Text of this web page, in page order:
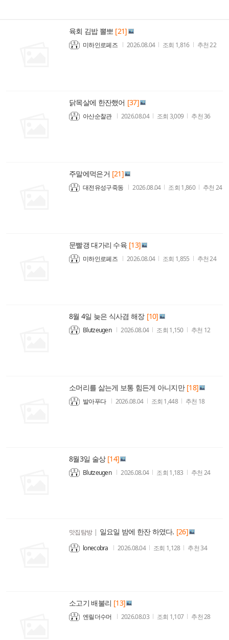
육회 김밥 뽈뽀 [21]
미하인로페즈 2026.08.04 조회 1,816 추천22
닭목살에 한잔했어 [37]
아산순찰관 2026.08.04 조회 3,009 추천36
주말에먹은거 [21]
대전유성구죽동 2026.08.04 조회 1,860 추천 24
문빨갱 대가리 수육 [13]
미하인로페즈 2026.08.04 조회 1,855 추천24
8월 4일 늦은 식사겸 해장 [10]
Blutzeugen 2026.08.04 조회 1,150 추천 12
소머리를 삶는게 보통 힘든게 아니지만 [18]
발아푸다 2026.08.04 조회 1,448 추천 18
8월3일 술상 [14]
Blutzeugen 2026.08.04 조회 1,183 추천 24
맛집탐방 | 일요일 밤에 한잔 하였다. [26]
lonecobra 2026.08.04 조회 1,128 추천34
소고기 배불리 [13]
엔릴더수머 2026.08.03 조회 1,107 추천28